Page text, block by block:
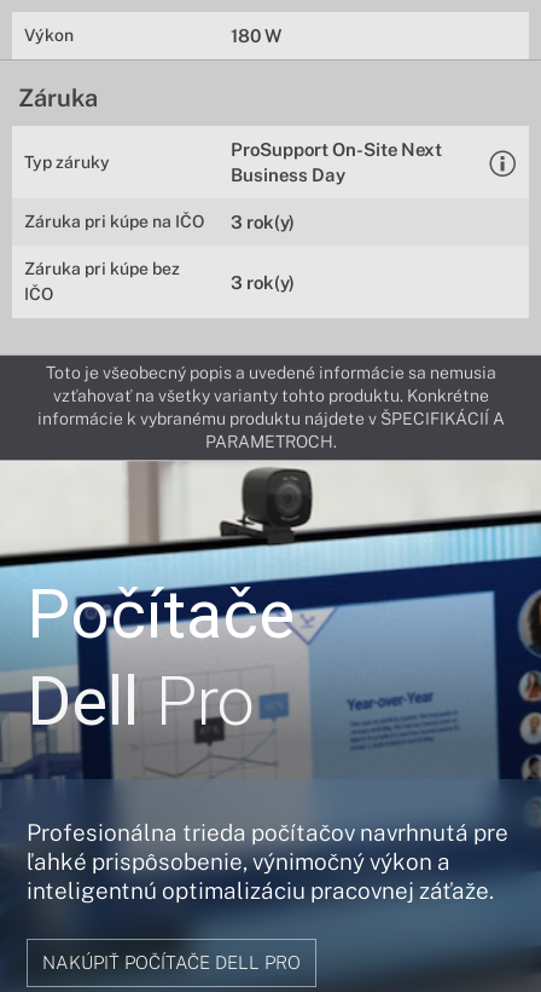
Výkon 180 W
Záruka
Typ záruky
ProSupport On-Site Next
Business Day
Záruka pri kúpe na IČO 3 rok(y)
Záruka pri kúpe bez
IČO
3 rok(y)
Toto je všeobecný popis a uvedené informácie sa nemusia
vzťahovať na všetky varianty tohto produktu. Konkrétne
informácie k vybranému produktu nájdete v ŠPECIFIKÁCIÍ A
PARAMETROCH.
Počítače
DellPro
Profesionálna trieda počítačov navrhnutá pre
ľahké prispôsobenie, výnimočný výkon a
inteligentnú optimalizáciu pracovnej záťaže.
NAKÚPIŤ POČÍTAČE DELL PRO